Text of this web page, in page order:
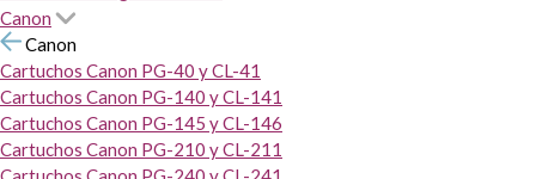
Canon
Canon
Cartuchos Canon PG-40 y CL-41
Cartuchos Canon PG-140 y CL-141
Cartuchos Canon PG-145 y CL-146
Cartuchos Canon PG-210 y CL-211